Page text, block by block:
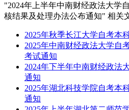
"2024年上半年中南财经政法大学
核结果及处理办法公布通知" 相关
2025年秋季长江大学自考本
2025年中南财经政法大学自
考试通知
2024年下半年中南财经政法
通知
2025年湖北科技学院自考本
通知